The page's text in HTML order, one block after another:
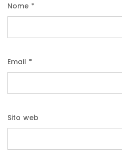
Nome *
Email *
Sito web